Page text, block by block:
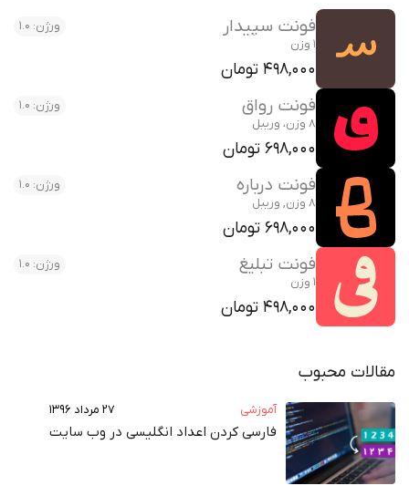
فونت سپیدار
ورژن: 1.0
1 وزن
498,000 تومان
فونت رواق
ورژن: 1.0
8 وزن، وریبل
698,000 تومان
فونت درباره
ورژن: 1.0
8 وزن, وریبل
698,000 تومان
فونت تبلیغ
ورژن: 1.0
1 وزن
498,000 تومان
مقالات محبوب
آموزشی ۲۷ مرداد ۱۳۹۶
فارسی کردن اعداد انگلیسی در وب‌ سایت